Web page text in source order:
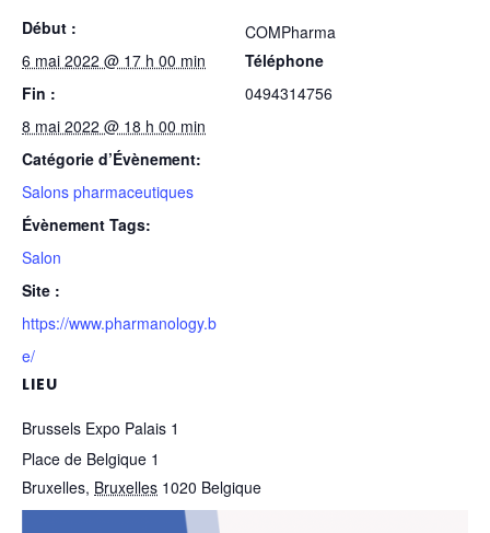
Début :
6 mai 2022 @ 17 h 00 min
Fin :
8 mai 2022 @ 18 h 00 min
Catégorie d’Évènement:
Salons pharmaceutiques
Évènement Tags:
Salon
Site :
https://www.pharmanology.b
e/
LIEU
Brussels Expo Palais 1
Place de Belgique 1
Bruxelles, Bruxelles 1020 Belgique
COMPharma
Téléphone
0494314756